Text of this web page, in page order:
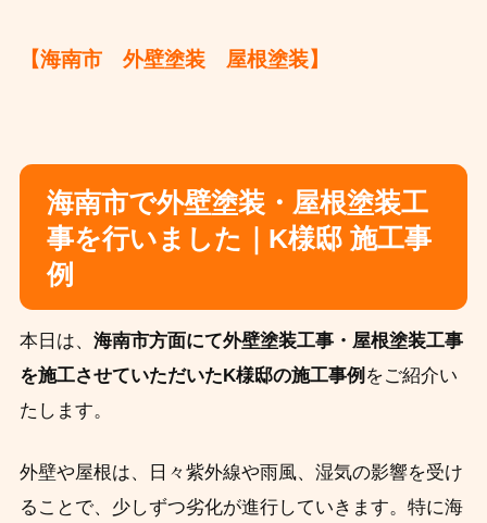
【海南市 外壁塗装 屋根塗装】
海南市で外壁塗装・屋根塗装工
事を行いました｜K様邸 施工事
例
本日は、 海南市方面にて外壁塗装工事・屋根塗装工事
を施工させていただいたK様邸の施工事例 をご紹介い
たします。
外壁や屋根は、日々紫外線や雨風、湿気の影響を受け
ることで、少しずつ劣化が進行していきます。特に海